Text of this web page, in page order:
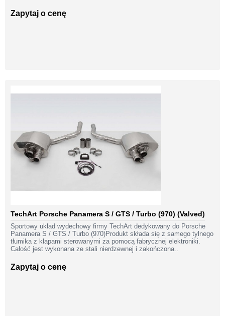
Zapytaj o cenę
TechArt Porsche Panamera S / GTS / Turbo (970) (Valved)
Sportowy układ wydechowy firmy TechArt dedykowany do Porsche
Panamera S / GTS / Turbo (970)Produkt składa się z samego tylnego
tłumika z klapami sterowanymi za pomocą fabrycznej elektroniki.
Całość jest wykonana ze stali nierdzewnej i zakończona..
Zapytaj o cenę